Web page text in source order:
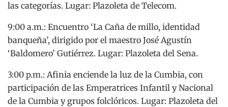
las categorías. Lugar: Plazoleta de Telecom.
9:00 a.m.: Encuentro ‘La Caña de millo, identidad
banqueña’, dirigido por el maestro José Agustín
‘Baldomero’ Gutiérrez. Lugar: Plazoleta del Sena.
3:00 p.m.: Afinia enciende la luz de la Cumbia, con
participación de las Emperatrices Infantil y Nacional
de la Cumbia y grupos folclóricos. Lugar: Plazoleta del